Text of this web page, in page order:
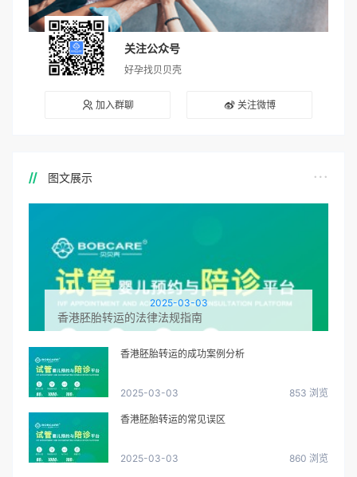
关注公众号
好孕找贝贝壳
加入群聊 关注微博
图文展示
2025-03-03
香港胚胎转运的法律法规指南
香港胚胎转运的成功案例分析
2025-03-03 853 浏览
香港胚胎转运的常见误区
2025-03-03 860 浏览